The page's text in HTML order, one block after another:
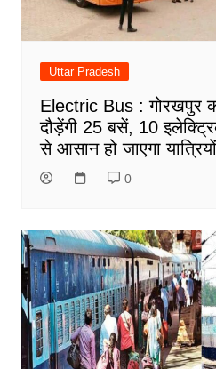
Uttar Pradesh
Electric Bus : गोरखपुर
दौड़ेंगी 25 बसें, 10
से आसान हो जाएगा
0